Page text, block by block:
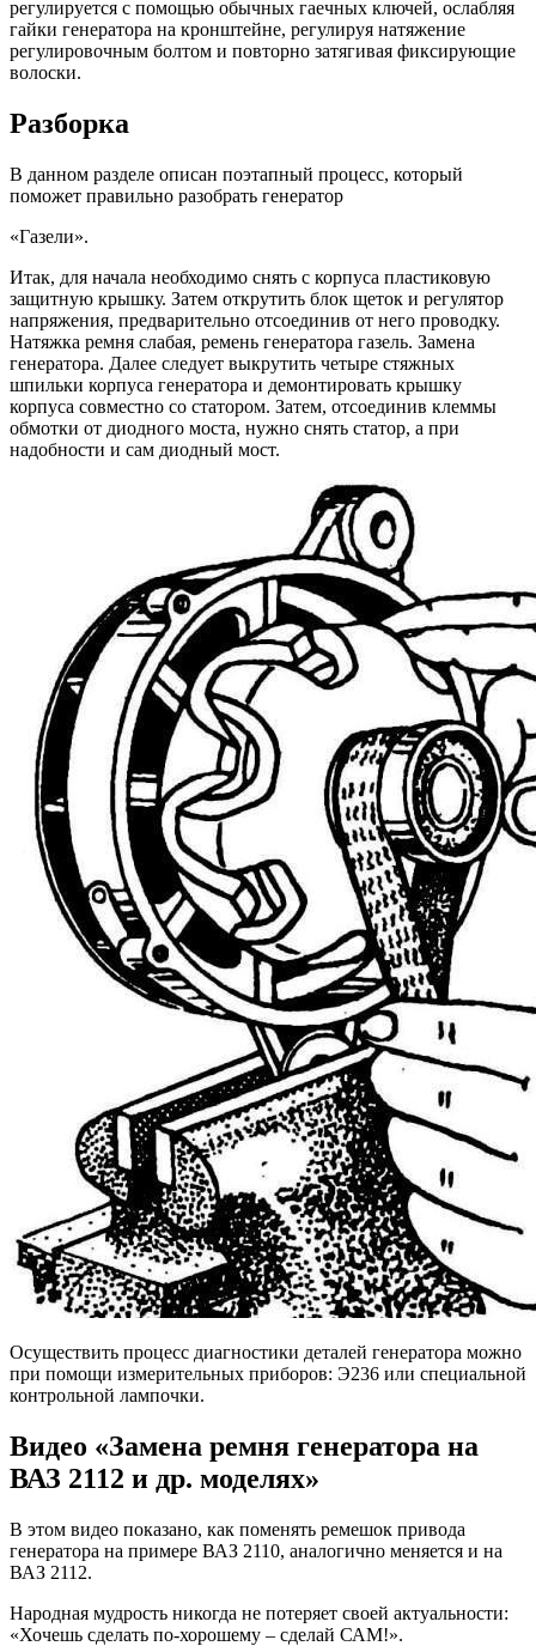
регулируется с помощью обычных гаечных ключей, ослабляя
гайки генератора на кронштейне, регулируя натяжение
регулировочным болтом и повторно затягивая фиксирующие
волоски.
Разборка
В данном разделе описан поэтапный процесс, который
поможет правильно разобрать генератор
«Газели».
Итак, для начала необходимо снять с корпуса пластиковую
защитную крышку. Затем открутить блок щеток и регулятор
напряжения, предварительно отсоединив от него проводку.
Натяжка ремня слабая, ремень генератора газель. Замена
генератора. Далее следует выкрутить четыре стяжных
шпильки корпуса генератора и демонтировать крышку
корпуса совместно со статором. Затем, отсоединив клеммы
обмотки от диодного моста, нужно снять статор, а при
надобности и сам диодный мост.
Осуществить процесс диагностики деталей генератора можно
при помощи измерительных приборов: Э236 или специальной
контрольной лампочки.
Видео «Замена ремня генератора на
ВАЗ 2112 и др. моделях»
В этом видео показано, как поменять ремешок привода
генератора на примере ВАЗ 2110, аналогично меняется и на
ВАЗ 2112.
Народная мудрость никогда не потеряет своей актуальности:
«Хочешь сделать по-хорошему – сделай САМ!».